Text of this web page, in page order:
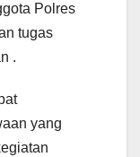
Polres
tugas
.
yang